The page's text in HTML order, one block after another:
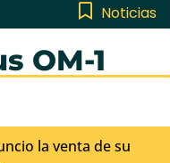
Noticias
OM-1
la venta de su